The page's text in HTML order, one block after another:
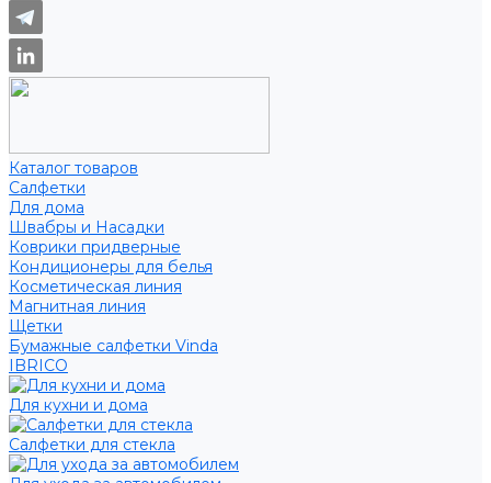
Каталог товаров
Салфетки
Для дома
Швабры и Насадки
Коврики придверные
Кондиционеры для белья
Косметическая линия
Магнитная линия
Щетки
Бумажные салфетки Vinda
IBRICO
Для кухни и дома
Салфетки для стекла